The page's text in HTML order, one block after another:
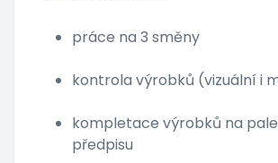
práce na 3 směny
kontrola výrobků (vizuální i
kompletace výrobků na
předpisu